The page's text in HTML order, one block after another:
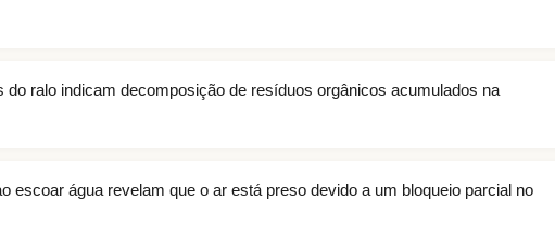
do ralo indicam decomposição de resíduos orgânicos acumulados na
escoar água revelam que o ar está preso devido a um bloqueio parcial no